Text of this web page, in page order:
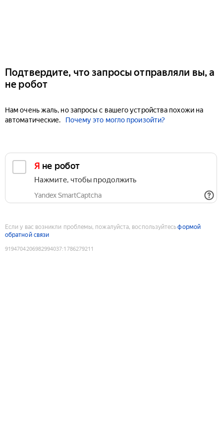
Подтвердите, что запросы отправляли вы, а
не робот
Нам очень жаль, но запросы с вашего устройства похожи на
автоматические.
Почему это могло произойти?
Я не робот
Нажмите, чтобы продолжить
Yandex SmartCaptcha
Если у вас возникли проблемы, пожалуйста, воспользуйтесьформой
обратной связи
9194704206982994037:1786279211